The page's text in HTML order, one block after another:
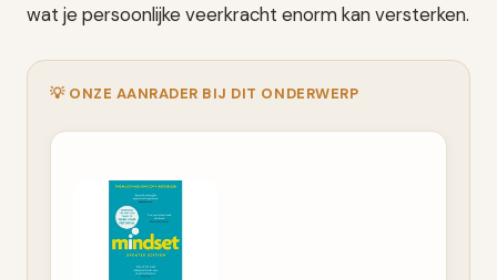
wat je persoonlijke veerkracht enorm kan versterken.
💡 ONZE AANRADER BIJ DIT ONDERWERP